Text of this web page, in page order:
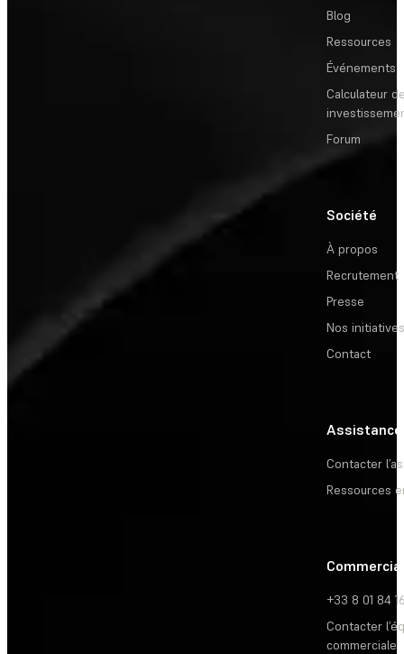
Blog
Ressources
Événements
Calculateur
Forum
Société
À propos
Recrutement
Presse
Nos initiatives
Contact
Assistance
Contacter
Ressources
Commercial
+33 8 01 84
Contacter
commerciale